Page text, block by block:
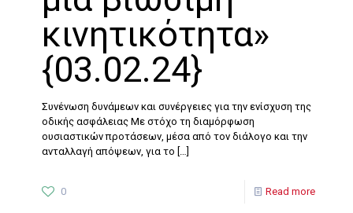
κινητικότητα»
{03.02.24}
Συνένωση δυνάμεων και συνέργειες για την ενίσχυση της
οδικής ασφάλειας Με στόχο τη διαμόρφωση
ουσιαστικών προτάσεων, μέσα από τον διάλογο και την
ανταλλαγή απόψεων, για το
0 Read more